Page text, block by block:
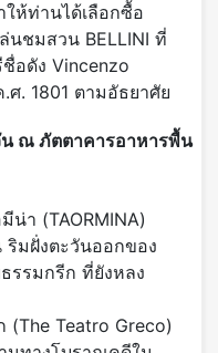
ให้ท่านได้เลือกซื้อ
นชมสวน BELLINI ที่
อดัง Vincenzo
ศ. 1801 ตามอัธยาศัย
ณ ภัตตาคารอาหารพื้น
น่า (TAORMINA)
ริมฝั่งตะวันออกของ
รรมกรีก ที่ยังหลง
(The Teatro Greco)